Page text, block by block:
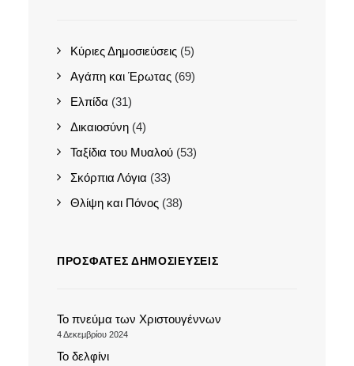
Κύριες Δημοσιεύσεις (5)
Αγάπη και Έρωτας (69)
Ελπίδα (31)
Δικαιοσύνη (4)
Ταξίδια του Μυαλού (53)
Σκόρπια Λόγια (33)
Θλίψη και Πόνος (38)
ΠΡΌΣΦΑΤΕΣ ΔΗΜΟΣΙΕΎΣΕΙΣ
Το πνεύμα των Χριστουγέννων
4 Δεκεμβρίου 2024
Το δελφίνι